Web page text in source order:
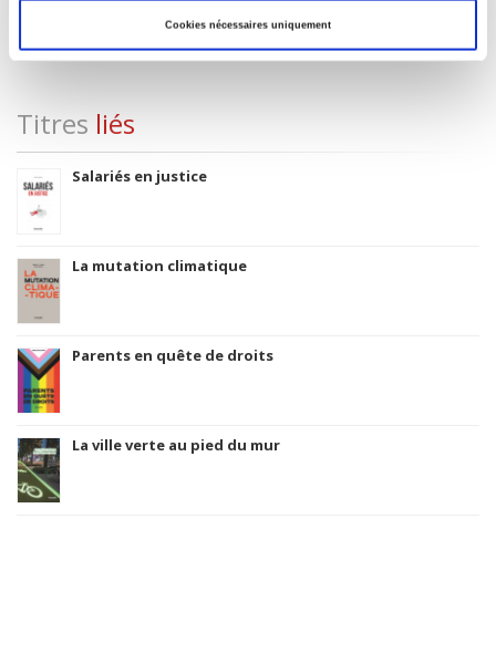
Cookies nécessaires uniquement
Classification thématique Thema: Politique et gouvernement
Titres liés
Salariés en justice
La mutation climatique
Parents en quête de droits
La ville verte au pied du mur